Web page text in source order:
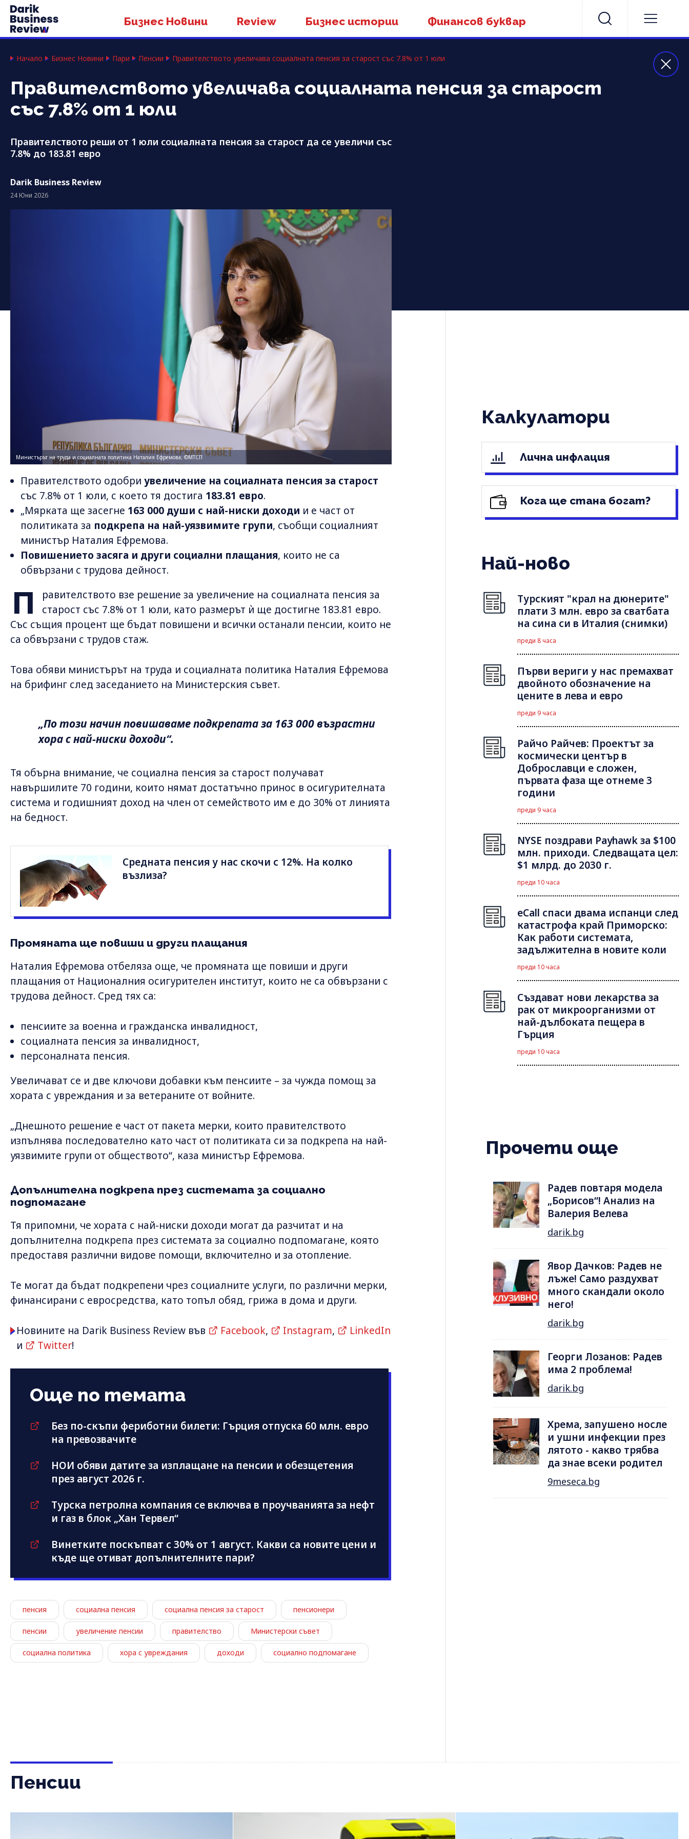
Бизнес Новини Review Бизнес истории Финансов буквар
Начало Бизнес Новини Пари Пенсии Правителството увеличава социалната пенсия за старост със 7.8% от 1 юли
Правителството увеличава социалната пенсия за старост
със 7.8% от 1 юли
Правителството реши от 1 юли социалната пенсия за старост да се увеличи със
7.8% до 183.81 евро
Darik Business Review
24 Юни 2026
Министърът на труда и социалната политика Наталия Ефремова; ©МТСП
Правителството одобри увеличение на социалната пенсия за старост
със 7.8% от 1 юли, с което тя достига 183.81 евро.
„Мярката ще засегне 163 000 души с най-ниски доходи и е част от
политиката за подкрепа на най-уязвимите групи, съобщи социалният
министър Наталия Ефремова.
Повишението засяга и други социални плащания, които не са
обвързани с трудова дейност.
П
равителството взе решение за увеличение на социалната пенсия за
старост със 7.8% от 1 юли, като размерът ѝ ще достигне 183.81 евро.
Със същия процент ще бъдат повишени и всички останали пенсии, които не
са обвързани с трудов стаж.
Това обяви министърът на труда и социалната политика Наталия Ефремова
на брифинг след заседанието на Министерския съвет.
„По този начин повишаваме подкрепата за 163 000 възрастни
хора с най-ниски доходи“.
Тя обърна внимание, че социална пенсия за старост получават
навършилите 70 години, които нямат достатъчно принос в осигурителната
система и годишният доход на член от семейството им е до 30% от линията
на бедност.
Средната пенсия у нас скочи с 12%. На колко
възлиза?
Промяната ще повиши и други плащания
Наталия Ефремова отбеляза още, че промяната ще повиши и други
плащания от Националния осигурителен институт, които не са обвързани с
трудова дейност. Сред тях са:
пенсиите за военна и гражданска инвалидност,
социалната пенсия за инвалидност,
персоналната пенсия.
Увеличават се и две ключови добавки към пенсиите – за чужда помощ за
хората с увреждания и за ветераните от войните.
„Днешното решение е част от пакета мерки, които правителството
изпълнява последователно като част от политиката си за подкрепа на най-
уязвимите групи от обществото“, каза министър Ефремова.
Допълнителна подкрепа през системата за социално
подпомагане
Тя припомни, че хората с най-ниски доходи могат да разчитат и на
допълнителна подкрепа през системата за социално подпомагане, която
предоставя различни видове помощи, включително и за отопление.
Те могат да бъдат подкрепени чрез социалните услуги, по различни мерки,
финансирани с евросредства, като топъл обяд, грижа в дома и други.
Новините на Darik Business Review във Facebook, Instagram,
LinkedIn
и
Twitter!
Още по темата
Без по-скъпи фериботни билети: Гърция отпуска 60 млн. евро
на превозвачите
НОИ обяви датите за изплащане на пенсии и обезщетения
през август 2026 г.
Турска петролна компания се включва в проучванията за нефт
и газ в блок „Хан Тервел“
Винетките поскъпват с 30% от 1 август. Какви са новите цени и
къде ще отиват допълнителните пари?
пенсия социална пенсия социална пенсия за старост пенсионери
пенсии увеличение пенсии правителство Министерски съвет
социална политика хора с увреждания доходи социално подпомагане
Калкулатори
Лична инфлация
Кога ще стана богат?
Най-ново
Турският "крал на дюнерите"
плати 3 млн. евро за сватбата
на сина си в Италия (снимки)
преди 8 часа
Първи вериги у нас премахват
двойното обозначение на
цените в лева и евро
преди 9 часа
Райчо Райчев: Проектът за
космически център в
Доброславци е сложен,
първата фаза ще отнеме 3
години
преди 9 часа
NYSE поздрави Payhawk за $100
млн. приходи. Следващата цел:
$1 млрд. до 2030 г.
преди 10 часа
eCall спаси двама испанци след
катастрофа край Приморско:
Как работи системата,
задължителна в новите коли
преди 10 часа
Създават нови лекарства за
рак от микроорганизми от
най-дълбоката пещера в
Гърция
преди 10 часа
Прочети още
Радев повтаря модела
„Борисов“! Анализ на
Валерия Велева
darik.bg
Явор Дачков: Радев не
лъже! Само раздухват
много скандали около
него!
darik.bg
Георги Лозанов: Радев
има 2 проблема!
darik.bg
Хрема, запушено носле
и ушни инфекции през
лятотo - какво трябва
да знае всеки родител
9meseca.bg
Пенсии